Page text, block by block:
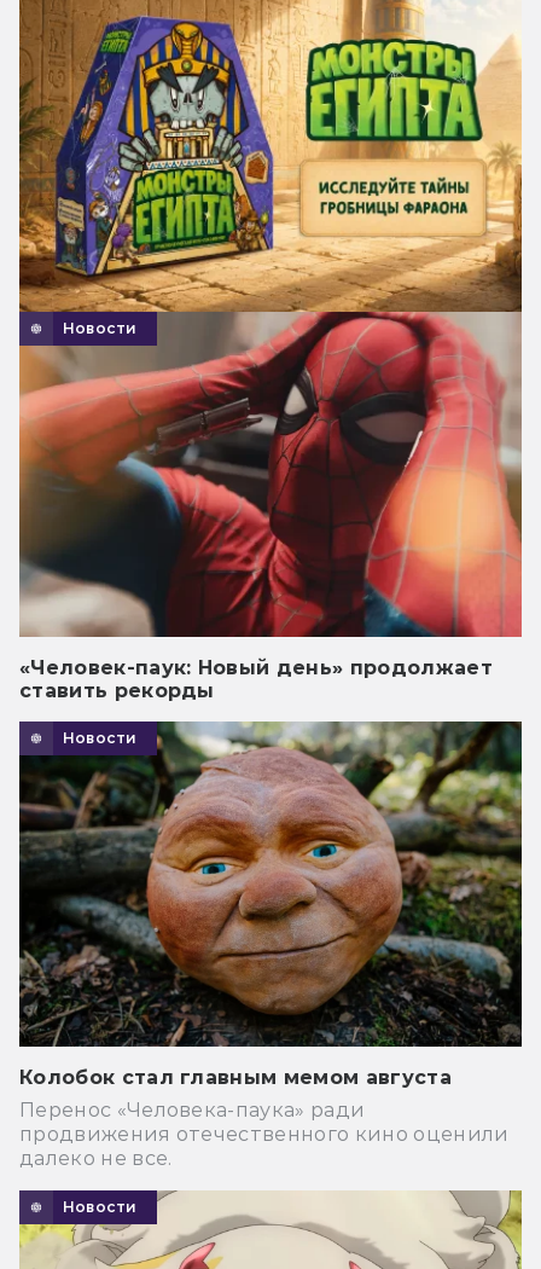
Новости
«Человек-паук: Новый день» продолжает
ставить рекорды
Новости
Колобок стал главным мемом августа
Перенос «Человека-паука» ради
продвижения отечественного кино оценили
далеко не все.
Новости